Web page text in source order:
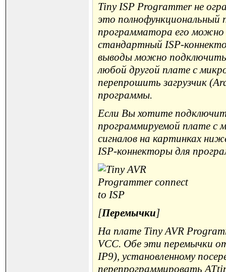
Tiny ISP Programmer не
это
программатора его можно
стандартный ISP-
выводы можно
любой другой плате с
перепрошить загрузчик
программы.
Если Вы хотите
программируемой плате с
сигналов на картинках
ISP-коннекторы для
[Перемычки]
На плате Tiny AVR
VCC. Обе эти перемычки
IP9), установленному
перепрограммировать